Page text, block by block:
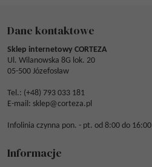
Dane kontaktowe
Sklep internetowy CORTEZA
Ul. Wilanowska 8G lok. 20
05-500 Józefosław
Tel.: (+48) 793 033 181
E-mail: sklep@corteza.pl
Infolinia czynna pon. - pt. od 8:00 do 16:00
Informacje